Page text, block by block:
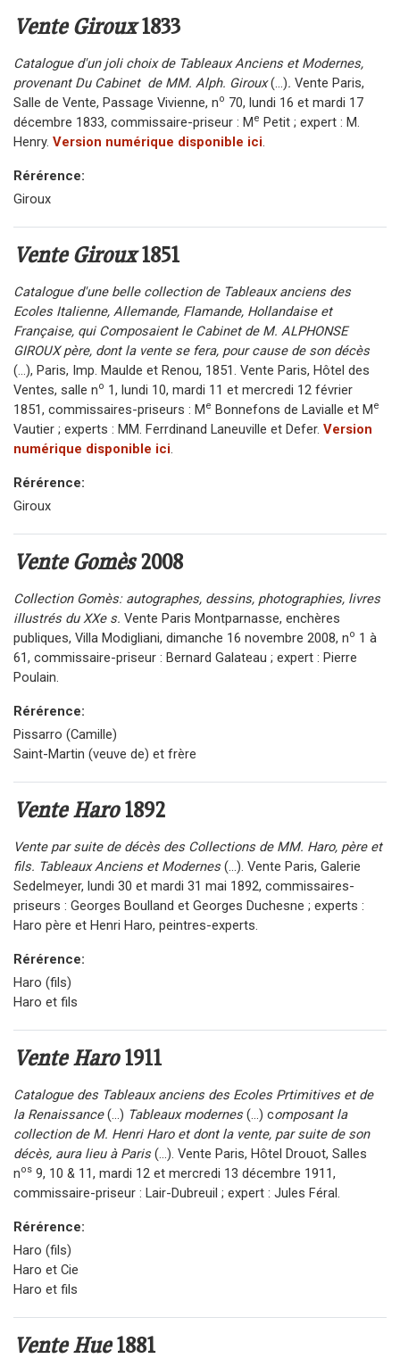
Vente Giroux1833
Catalogue d'un joli choix de Tableaux Anciens et Modernes,
provenant Du Cabinet de MM. Alph. Giroux(...). Vente Paris,
Salle de Vente, Passage Vivienne, no 70, lundi 16 et mardi 17
décembre 1833, commissaire-priseur : Me Petit ; expert : M.
Henry. Version numérique disponible ici
Rérérence:
Giroux
Vente Giroux1851
Catalogue d'une belle collection de Tableaux anciens des
Ecoles Italienne, Allemande, Flamande, Hollandaise et
Française, qui Composaient le Cabinet de M. ALPHONSE
GIROUX père, dont la vente se fera, pour cause de son décès
(...), Paris, Imp. Maulde et Renou, 1851. Vente Paris, Hôtel des
Ventes, salle no 1, lundi 10, mardi 11 et mercredi 12 février
1851, commissaires-priseurs : Me Bonnefons de Lavialle et Me
Vautier ; experts : MM. Ferrdinand Laneuville et Defer. Version
numérique disponible ici
Rérérence:
Giroux
Vente Gomès2008
Collection Gomès: autographes, dessins, photographies, livres
illustrés du XXe s. Vente Paris Montparnasse, enchères
publiques, Villa Modigliani, dimanche 16 novembre 2008, no 1 à
61, commissaire-priseur : Bernard Galateau ; expert : Pierre
Poulain.
Rérérence:
Pissarro (Camille)
Saint-Martin (veuve de) et frère
Vente Haro1892
Vente par suite de décès des Collections de MM. Haro, père et
fils. Tableaux Anciens et Modernes (...). Vente Paris, Galerie
Sedelmeyer, lundi 30 et mardi 31 mai 1892, commissaires-
priseurs : Georges Boulland et Georges Duchesne ; experts :
Haro père et Henri Haro, peintres-experts.
Rérérence:
Haro (fils)
Haro et fils
Vente Haro1911
Catalogue des Tableaux anciens des Ecoles Prtimitives et de
la Renaissance(...) Tableaux modernes (...) composant la
collection de M. Henri Haro et dont la vente, par suite de son
décès, aura lieu à Paris (...). Vente Paris, Hôtel Drouot, Salles
nos 9, 10 & 11, mardi 12 et mercredi 13 décembre 1911,
commissaire-priseur : Lair-Dubreuil ; expert : Jules Féral.
Rérérence:
Haro (fils)
Haro et Cie
Haro et fils
Vente Hue1881